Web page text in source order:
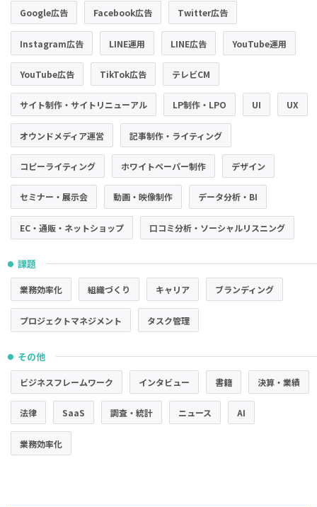
Google広告 Facebook広告 Twitter広告
Instagram広告 LINE運用 LINE広告 YouTube運用
YouTube広告 TikTok広告 テレビCM
サイト制作・サイトリニューアル LP制作・LPO UI UX
オウンドメディア運営 記事制作・ライティング
コピーライティング ホワイトペーパー制作 デザイン
セミナー・展示会 動画・映像制作 データ分析・BI
EC・通販・ネットショップ 口コミ分析・ソーシャルリスニング
● 課題
業務効率化 組織づくり キャリア ブランディング
プロジェクトマネジメント タスク管理
● その他
ビジネスフレームワーク インタビュー 書籍 決算・業績
法律 SaaS 調査・統計 ニュース AI
業務効率化